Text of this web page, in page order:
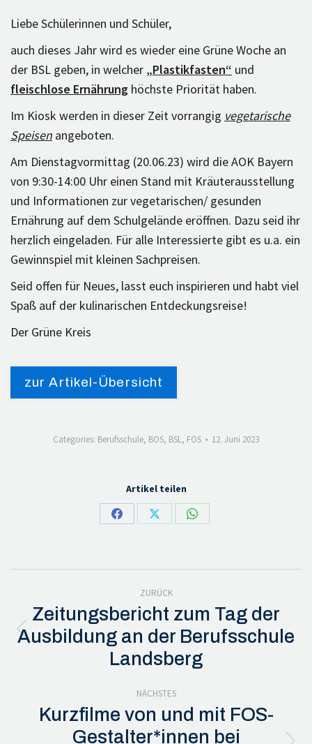
Liebe Schülerinnen und Schüler,
auch dieses Jahr wird es wieder eine Grüne Woche an
der BSL geben, in welcher „Plastikfasten“ und
fleischlose Ernährung höchste Priorität haben.
Im Kiosk werden in dieser Zeit vorrangig vegetarische
Speisen angeboten.
Am Dienstagvormittag (20.06.23) wird die AOK Bayern
von 9:30-14:00 Uhr einen Stand mit Kräuterausstellung
und Informationen zur vegetarischen/ gesunden
Ernährung auf dem Schulgelände eröffnen. Dazu seid ihr
herzlich eingeladen. Für alle Interessierte gibt es u.a. ein
Gewinnspiel mit kleinen Sachpreisen.
Seid offen für Neues, lasst euch inspirieren und habt viel
Spaß auf der kulinarischen Entdeckungsreise!
Der Grüne Kreis
zur Artikel-Übersicht
Categories: Berufsschule, BOS, BSL, FOS 12. Juni 2023
Artikel teilen
Share
Facebook
Share
X
Share
WhatsApp
Kommentarnavigation
ZURÜCK
Vorheriger
Beitrag:
Zeitungsbericht zum Tag der
Ausbildung an der Berufsschule
Landsberg
NÄCHSTES
Kurzfilme von und mit FOS-
Gestalter*innen bei